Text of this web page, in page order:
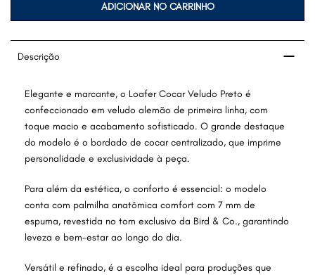
ADICIONAR NO CARRINHO
Descrição
Elegante e marcante, o Loafer Cocar Veludo Preto é
confeccionado em veludo alemão de primeira linha, com
toque macio e acabamento sofisticado. O grande destaque
do modelo é o bordado de cocar centralizado, que imprime
personalidade e exclusividade à peça.
Para além da estética, o conforto é essencial: o modelo
conta com palmilha anatômica comfort com 7 mm de
espuma, revestida no tom exclusivo da Bird & Co., garantindo
leveza e bem-estar ao longo do dia.
Versátil e refinado, é a escolha ideal para produções que